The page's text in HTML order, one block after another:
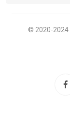
© 2020-2024